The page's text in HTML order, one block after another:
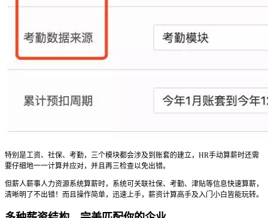
特别是工资、社保、考勤，三个模块都会涉及到账套的建立，HR手动算薪时还需
要仔细地一一计算并应对，并且再三检查以免出错。
但薪人薪事人力资源系统算薪时，系统可关联社保、考勤、津贴等信息快速算薪，
清晰明了不出错！而且操作简单，迅速上手，薪资计算高手及入门小白皆能玩转。